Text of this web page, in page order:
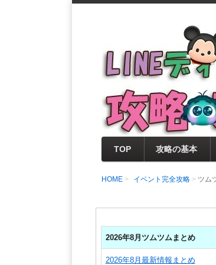
LINEディズ
支持率No1！痒いところ
セレクト情報をいち早
0％楽しめるサイトを目
TOP 攻略の基本
HOME イベント完全攻略 ツム
2026年8月ツムツムまとめ
2026年8月最新情報まとめ